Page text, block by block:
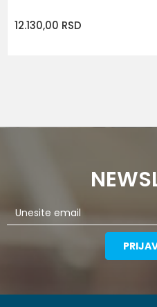
12.130,00 RSD